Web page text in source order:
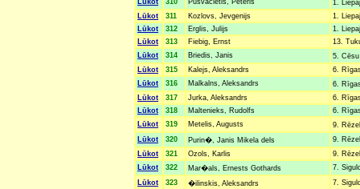
Lūkot
310 Pusvacietis, Peteris
1.
Lūkot
311 Kozlovs, Jevgenijs
1.
Lūkot
312 Erglis, Julijs
1.
Lūkot
313 Fiebig, Ernst
13.
Lūkot
314 Briedis, Janis
5.
Lūkot
315 Kalejs, Aleksandrs
6.
Lūkot
316 Malkalns, Aleksandrs
6.
Lūkot
317 Jurka, Aleksandrs
6.
Lūkot
318 Maltenieks, Rudolfs
6.
Lūkot
319 Metelis, Augusts
9.
Lūkot
320 Purin�, Janis Mikela dels
9.
Lūkot
321 Ozols, Karlis
9.
Lūkot
322 Mar�als, Ernests Gothards
7.
Lūkot
323 �ilinskis, Aleksandrs
7.